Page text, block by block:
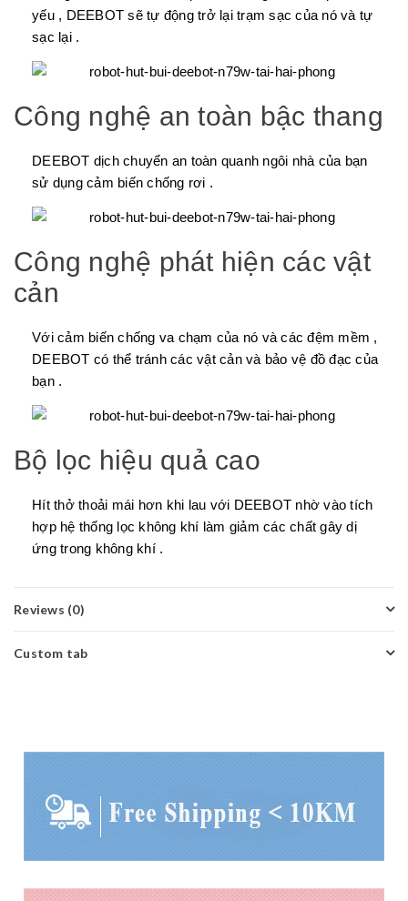
yếu , DEEBOT sẽ tự động trở lại trạm sạc của nó và tự
sạc lại .
Công nghệ an toàn bậc thang
DEEBOT dịch chuyển an toàn quanh ngôi nhà của bạn
sử dụng cảm biến chống rơi .
Công nghệ phát hiện các vật
cản
Với cảm biến chống va chạm của nó và các đệm mềm ,
DEEBOT có thể tránh các vật cản và bảo vệ đồ đạc của
bạn .
Bộ lọc hiệu quả cao
Hít thở thoải mái hơn khi lau với DEEBOT nhờ vào tích
hợp hệ thống lọc không khí làm giảm các chất gây dị
ứng trong không khí .
Reviews (0)
Custom tab